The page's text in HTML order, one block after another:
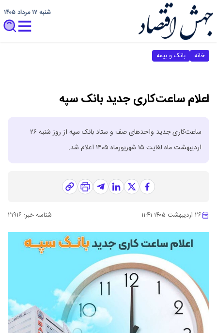
شنبه ۱۷ مرداد ۱۴۰۵
خانه بانک و بیمه
اعلام ساعت‌کاری جدید بانک سپه
ساعت‌کاری جدید واحدهای صف و ستاد بانک سپه از روز شنبه ۲۶
اردیبهشت ماه لغایت ۱۵ شهریورماه ۱۴۰۵ اعلام شد.
۲۶ اردیبهشت ۱۴۰۵ -۱۱:۴۱ شناسه خبر: ۲۱۹۱۶